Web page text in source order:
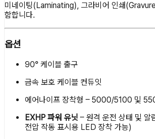
미네이팅(Laminating), 그라비어 인쇄
함합니다.
옵션
90° 케이블 출구
금속 보호 케이블 컨듀잇
에어나이프 장착형 – 5000/5100 및
EXHP 파워 유닛 – 원격 운전 상태 및 알
전압 작동 표시용 LED 장착 가능)